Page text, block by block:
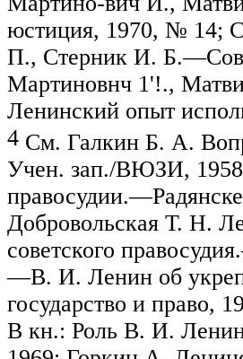
юстиция, 1970, № 14;
П., Стерник И. Б.—Сов.
Мартиновнч 1'!.,
Ленинский опыт
4 См. Галкин Б. А.
Учен. зап./ВЮЗИ,
правосудии.—Радянске
Добровольская Т. Н.
советского правосудия.
—В. И. Ленин об
государство и
В кн.: Роль В. И.